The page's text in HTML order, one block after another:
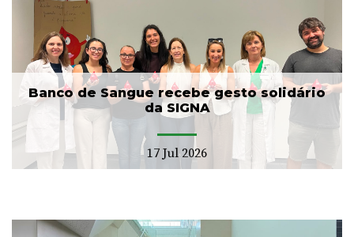
Banco de Sangue recebe gesto solidário
da SIGNA
17 Jul 2026